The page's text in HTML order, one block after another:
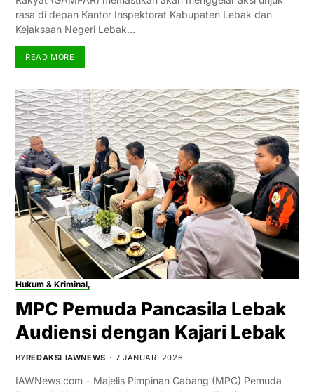
rasa di depan Kantor Inspektorat Kabupaten Lebak dan
Kejaksaan Negeri Lebak…
READ MORE
Hukum & Kriminal,
MPC Pemuda Pancasila Lebak
Audiensi dengan Kajari Lebak
BYREDAKSI IAWNEWS 7 JANUARI 2026
IAWNews.com – Majelis Pimpinan Cabang (MPC) Pemuda